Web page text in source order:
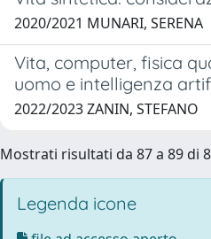
2020/2021 MUNARI, SERENA
Vita, computer, fisica
uomo e intelligenza
2022/2023 ZANIN, STEFANO
Mostrati risultati da 87 a 89 di
Legenda icone